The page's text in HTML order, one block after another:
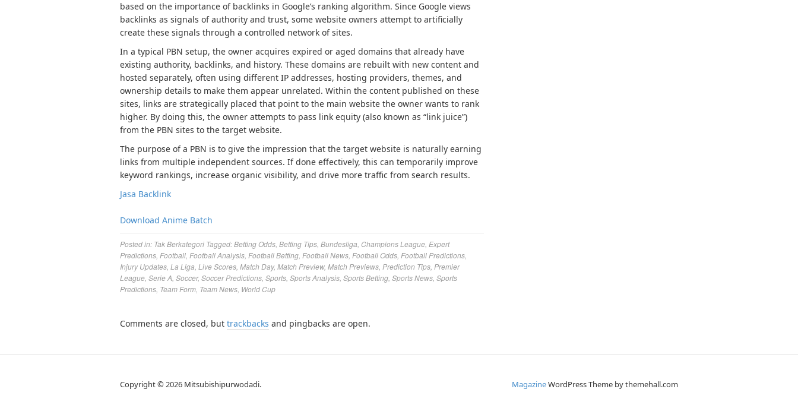
based on the importance of backlinks in Google’s ranking algorithm. Since Google views
backlinks as signals of authority and trust, some website owners attempt to artificially
create these signals through a controlled network of sites.
In a typical PBN setup, the owner acquires expired or aged domains that already have
existing authority, backlinks, and history. These domains are rebuilt with new content and
hosted separately, often using different IP addresses, hosting providers, themes, and
ownership details to make them appear unrelated. Within the content published on these
sites, links are strategically placed that point to the main website the owner wants to rank
higher. By doing this, the owner attempts to pass link equity (also known as “link juice”)
from the PBN sites to the target website.
The purpose of a PBN is to give the impression that the target website is naturally earning
links from multiple independent sources. If done effectively, this can temporarily improve
keyword rankings, increase organic visibility, and drive more traffic from search results.
Jasa Backlink
Download Anime Batch
Posted in: Tak Berkategori Tagged:Betting Odds Betting Tips Bundesliga Champions League Expert
Predictions Football Football Analysis Football Betting Football News Football Odds Football Predictions
Injury Updates La Liga Live Scores Match Day, Match Preview, Match Previews Prediction Tips Premier
League Serie A Soccer, Soccer Predictions Sports Sports Analysis Sports Betting Sports News Sports
Predictions Team Form Team News World Cup
Comments are closed, but trackbacks and pingbacks are open.
Copyright © 2026 Mitsubishipurwodadi. MagazineWordPress Theme by themehall.com